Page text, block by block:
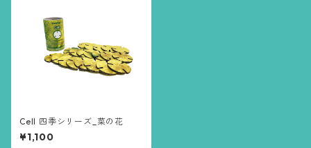
Cell 四季シリーズ_菜の花
¥1,100